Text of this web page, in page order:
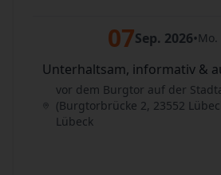
07Sep. 2026•Mo.
Unterhaltsam, informativ &
vor dem Burgtor auf der
(Burgtorbrücke 2, 23552
Lübeck